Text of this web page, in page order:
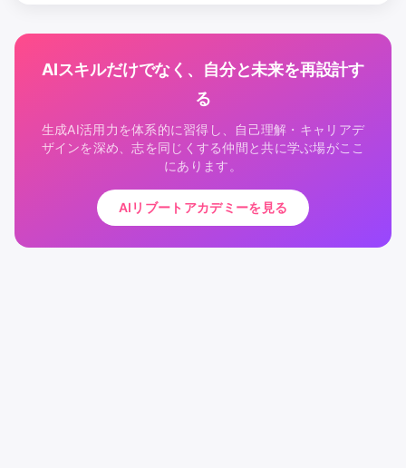
AIスキルだけでなく、自分と未来を再設計す
る
生成AI活用力を体系的に習得し、自己理解・キャリアデ
ザインを深め、志を同じくする仲間と共に学ぶ場がここ
にあります。
AIリブートアカデミーを見る